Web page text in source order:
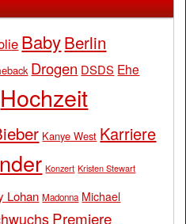
BabyBerlin
Drogen DSDS Ehe
Hochzeit
Kanye West Karriere
Konzert Kristen Stewart
Lohan Madonna Michael
Premiere